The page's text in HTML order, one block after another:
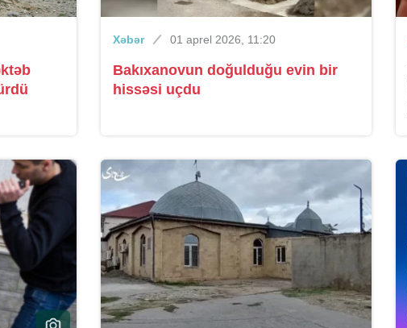
Xəbər 01 aprel 2026, 11:20
Bakıxanovun doğulduğu evin bir
hissəsi uçdu